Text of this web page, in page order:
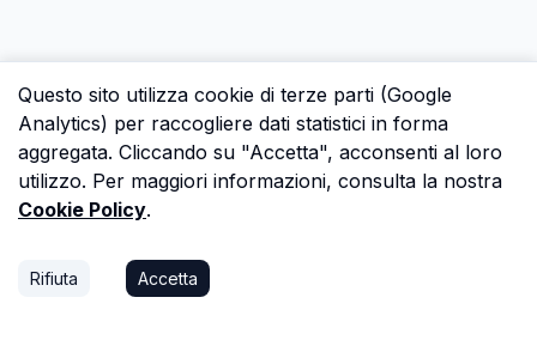
Questo sito utilizza cookie di terze parti (Google
Analytics) per raccogliere dati statistici in forma
aggregata. Cliccando su "Accetta", acconsenti al loro
utilizzo. Per maggiori informazioni, consulta la nostra
Cookie Policy.
Rifiuta Accetta